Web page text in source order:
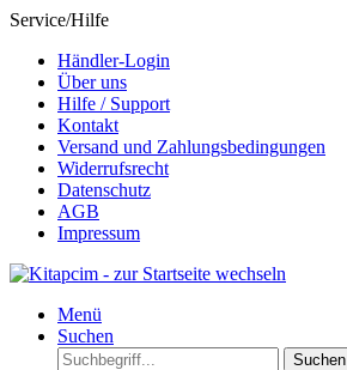
Service/Hilfe
Händler-Login
Über uns
Hilfe / Support
Kontakt
Versand und Zahlungsbedingungen
Widerrufsrecht
Datenschutz
AGB
Impressum
Menü
Suchen
Suchen